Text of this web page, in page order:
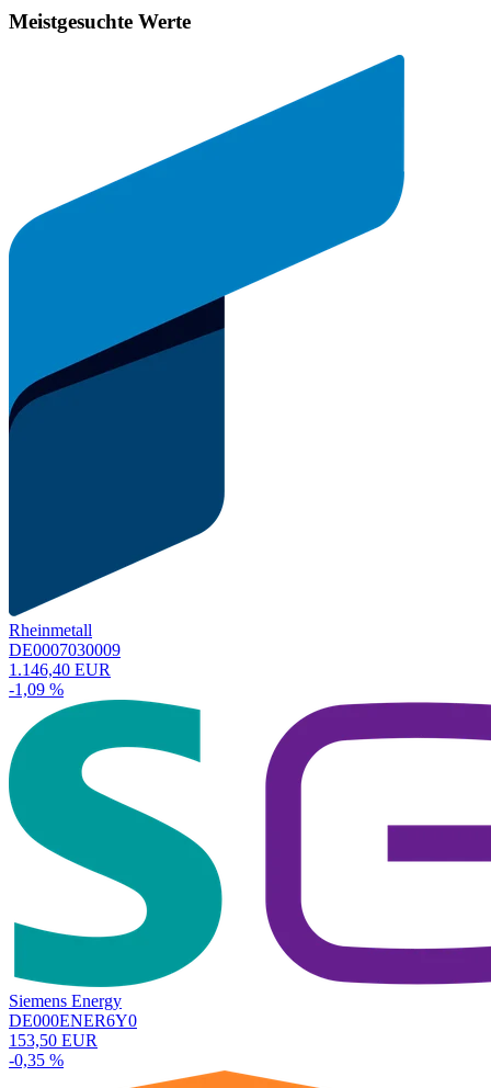
Meistgesuchte Werte
Rheinmetall
DE0007030009
1.146,40 EUR
-1,09 %
Siemens Energy
DE000ENER6Y0
153,50 EUR
-0,35 %